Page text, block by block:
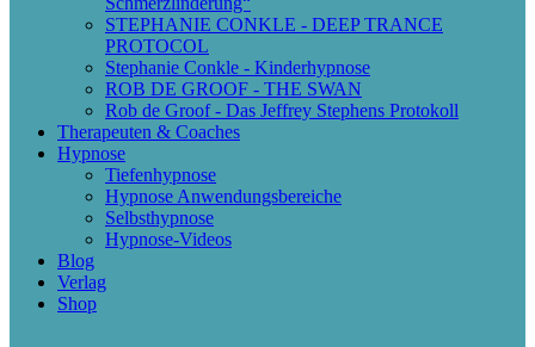
STEPHANIE CONKLE - DEEP TRANCE
PROTOCOL
Stephanie Conkle - Kinderhypnose
ROB DE GROOF - THE SWAN
Rob de Groof - Das Jeffrey Stephens Protokoll
Therapeuten & Coaches
Hypnose
Tiefenhypnose
Hypnose Anwendungsbereiche
Selbsthypnose
Hypnose-Videos
Blog
Verlag
Shop